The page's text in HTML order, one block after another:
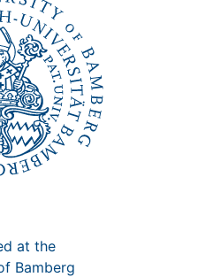
at the
Bamberg